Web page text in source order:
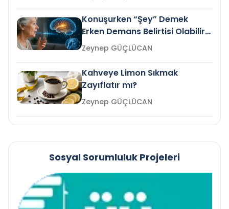
Konuşurken “Şey” Demek
Erken Demans Belirtisi Olabilir
mi?
Zeynep GÜÇLÜCAN
Kahveye Limon Sıkmak
Zayıflatır mı?
Zeynep GÜÇLÜCAN
Sosyal Sorumluluk Projeleri